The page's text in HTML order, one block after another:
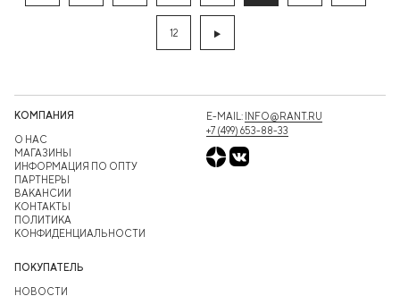
12
КОМПАНИЯ
О НАС
МАГАЗИНЫ
ИНФОРМАЦИЯ ПО ОПТУ
ПАРТНЕРЫ
ВАКАНСИИ
КОНТАКТЫ
ПОЛИТИКА
КОНФИДЕНЦИАЛЬНОСТИ
ПОКУПАТЕЛЬ
НОВОСТИ
E-MAIL: INFO@RANT.RU
+7 (499) 653-88-33